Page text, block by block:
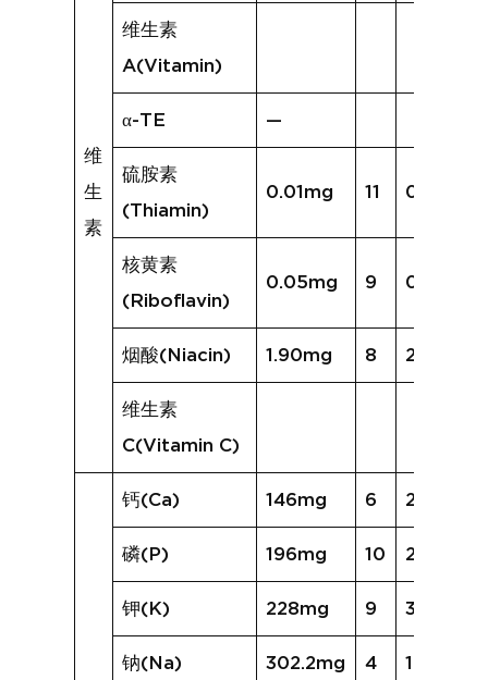
维
生
素
维生素
A(Vitamin)
α-TE —
硫胺素
(Thiamin)
0.01mg 11 0.03mg
核黄素
(Riboflavin)
0.05mg 9 0.10mg
烟酸(Niacin) 1.90mg 8 2.13mg
维生素
C(Vitamin C)
钙(Ca) 146mg 6 235mg
磷(P) 196mg 10 282mg
钾(K) 228mg 9 342mg
钠(Na) 302.2mg 4